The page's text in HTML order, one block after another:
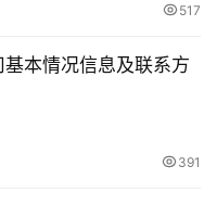
：- 经营范围：一般项目：
517
本情况信息及联系方
391